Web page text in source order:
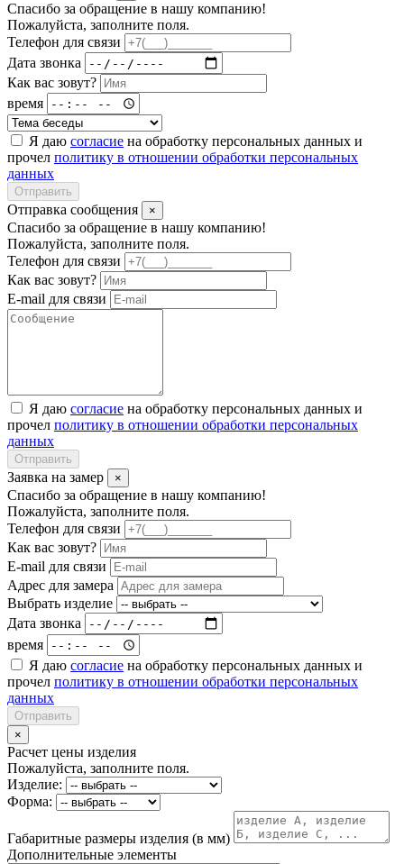
Спасибо за обращение в нашу компанию!
Пожалуйста, заполните поля.
Телефон для связи
Дата звонка
Как вас зовут?
время
Я даю согласие на обработку персональных данных и
прочел политику в отношении обработки персональных
данных
Отправить
Отправка сообщения ×
Спасибо за обращение в нашу компанию!
Пожалуйста, заполните поля.
Телефон для связи
Как вас зовут?
E-mail для связи
Я даю согласие на обработку персональных данных и
прочел политику в отношении обработки персональных
данных
Отправить
Заявка на замер ×
Спасибо за обращение в нашу компанию!
Пожалуйста, заполните поля.
Телефон для связи
Как вас зовут?
E-mail для связи
Адрес для замера
Выбрать изделие
Дата звонка
время
Я даю согласие на обработку персональных данных и
прочел политику в отношении обработки персональных
данных
Отправить
×
Расчет цены изделия
Пожалуйста, заполните поля.
Изделие:
Форма:
Габаритные размеры изделия (в мм)
Дополнительные элементы